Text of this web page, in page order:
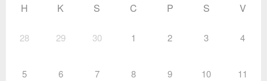
H K S C P S V
28 29 30 1 2 3 4
5 6 7 8 9 10 11